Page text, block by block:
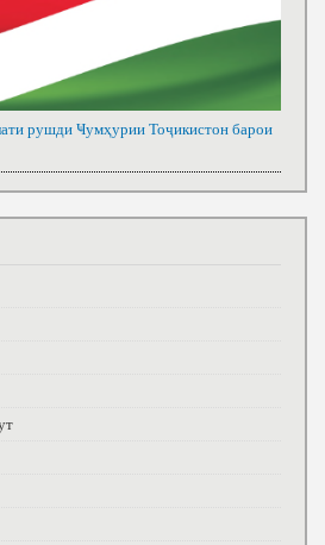
рушди Ҹумҳурии Тоҷикистон барои